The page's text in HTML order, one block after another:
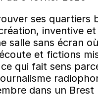
ses quartiers
inventive
salle sans écran
et fictions
ce qui fait sens
dans un